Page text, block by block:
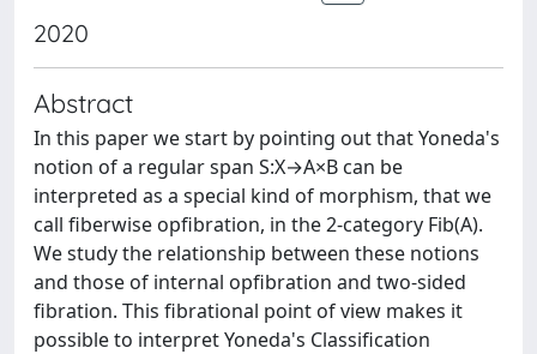
2020
Abstract
In this paper we start by pointing out that Yoneda's
notion of a regular span S:X→A×B can be
interpreted as a special kind of morphism, that we
call fiberwise opfibration, in the 2-category Fib(A).
We study the relationship between these notions
and those of internal opfibration and two-sided
fibration. This fibrational point of view makes it
possible to interpret Yoneda's Classification